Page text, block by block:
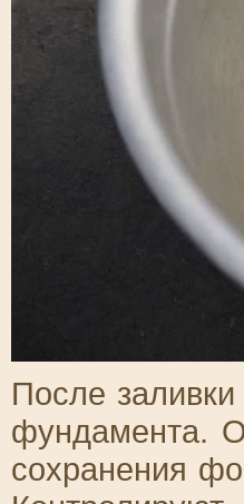
После
фундамента.
сохранения